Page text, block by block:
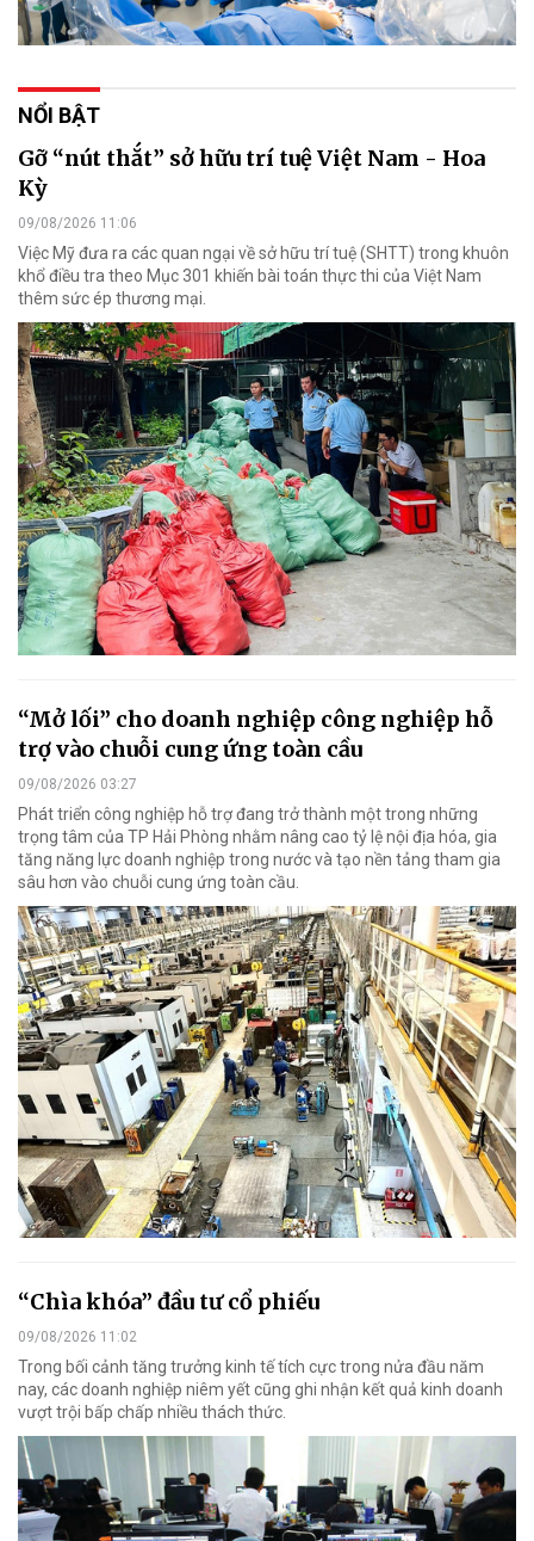
NỔI BẬT
Gỡ “nút thắt” sở hữu trí tuệ Việt Nam - Hoa
Kỳ
09/08/2026 11:06
Việc Mỹ đưa ra các quan ngại về sở hữu trí tuệ (SHTT) trong khuôn
khổ điều tra theo Mục 301 khiến bài toán thực thi của Việt Nam
thêm sức ép thương mại.
“Mở lối” cho doanh nghiệp công nghiệp hỗ
trợ vào chuỗi cung ứng toàn cầu
09/08/2026 03:27
Phát triển công nghiệp hỗ trợ đang trở thành một trong những
trọng tâm của TP Hải Phòng nhằm nâng cao tỷ lệ nội địa hóa, gia
tăng năng lực doanh nghiệp trong nước và tạo nền tảng tham gia
sâu hơn vào chuỗi cung ứng toàn cầu.
“Chìa khóa” đầu tư cổ phiếu
09/08/2026 11:02
Trong bối cảnh tăng trưởng kinh tế tích cực trong nửa đầu năm
nay, các doanh nghiệp niêm yết cũng ghi nhận kết quả kinh doanh
vượt trội bấp chấp nhiều thách thức.